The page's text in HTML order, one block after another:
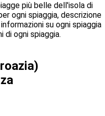
più belle dell'isola di
ogni spiaggia, descrizione
su ogni spiaggia
di ogni spiaggia.